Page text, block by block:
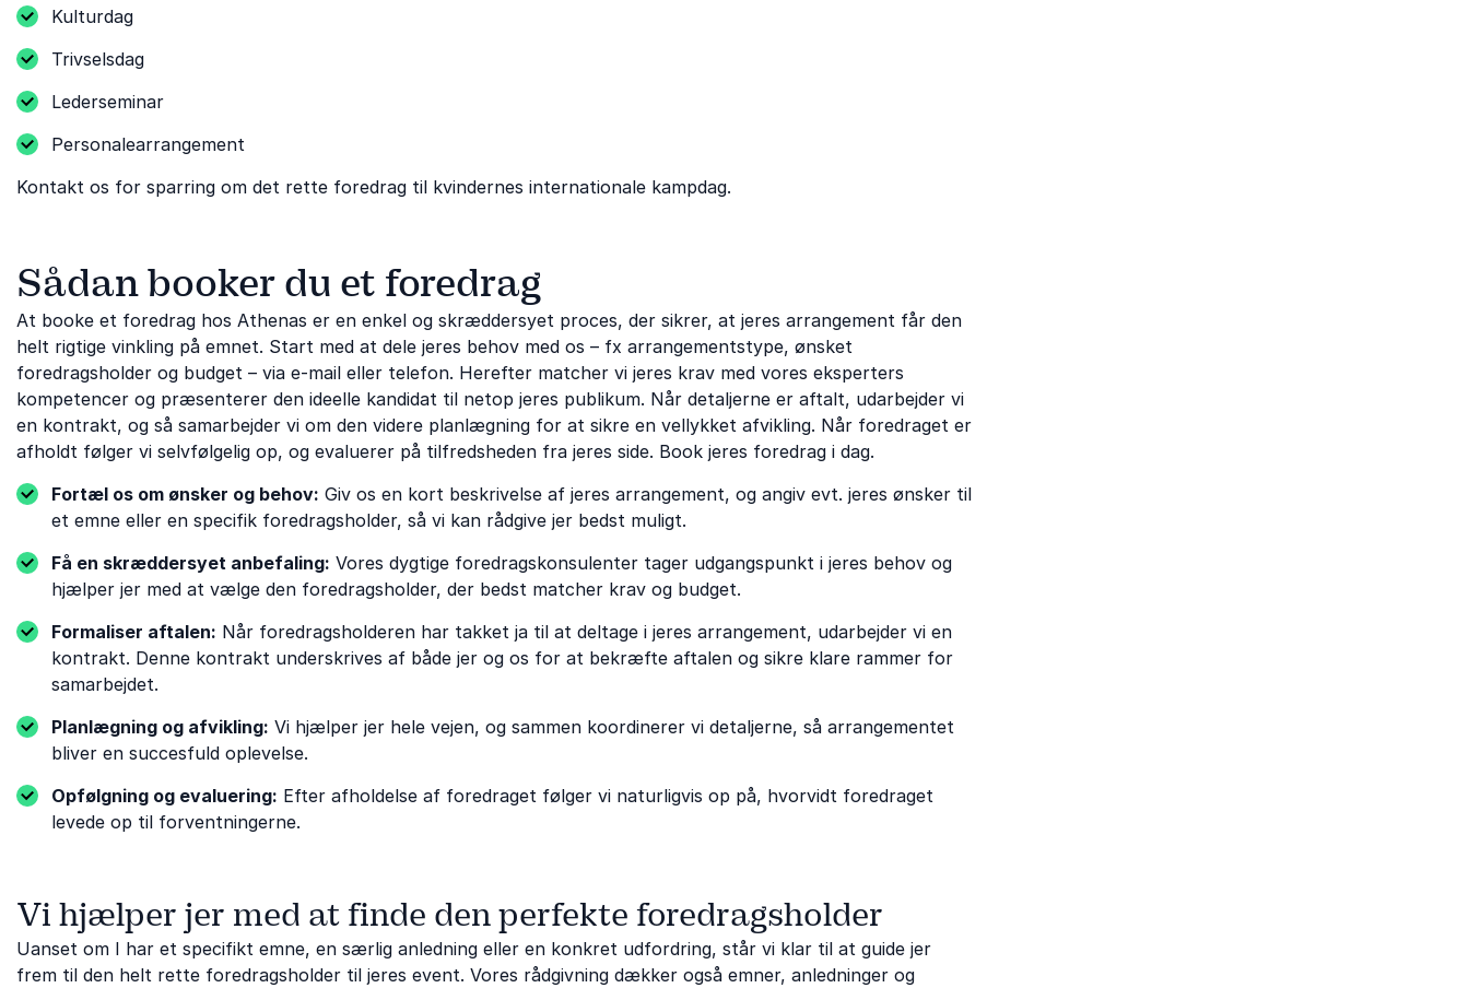
Kulturdag
Trivselsdag
Lederseminar
Personalearrangement
Kontakt os for sparring om det rette foredrag til kvindernes internationale kampdag.
Sådan booker du et foredrag
At booke et foredrag hos Athenas er en enkel og skræddersyet proces, der sikrer, at jeres arrangement får den
helt rigtige vinkling på emnet. Start med at dele jeres behov med os – fx arrangementstype, ønsket
foredragsholder og budget – via e-mail eller telefon. Herefter matcher vi jeres krav med vores eksperters
kompetencer og præsenterer den ideelle kandidat til netop jeres publikum. Når detaljerne er aftalt, udarbejder vi
en kontrakt, og så samarbejder vi om den videre planlægning for at sikre en vellykket afvikling. Når foredraget er
afholdt følger vi selvfølgelig op, og evaluerer på tilfredsheden fra jeres side. Book jeres foredrag i dag.
Fortæl os om ønsker og behov: Giv os en kort beskrivelse af jeres arrangement, og angiv evt. jeres ønsker til
et emne eller en specifik foredragsholder, så vi kan rådgive jer bedst muligt.
Få en skræddersyet anbefaling: Vores dygtige foredragskonsulenter tager udgangspunkt i jeres behov og
hjælper jer med at vælge den foredragsholder, der bedst matcher krav og budget.
Formaliser aftalen: Når foredragsholderen har takket ja til at deltage i jeres arrangement, udarbejder vi en
kontrakt. Denne kontrakt underskrives af både jer og os for at bekræfte aftalen og sikre klare rammer for
samarbejdet.
Planlægning og afvikling: Vi hjælper jer hele vejen, og sammen koordinerer vi detaljerne, så arrangementet
bliver en succesfuld oplevelse.
Opfølgning og evaluering: Efter afholdelse af foredraget følger vi naturligvis op på, hvorvidt foredraget
levede op til forventningerne.
Vi hjælper jer med at finde den perfekte foredragsholder
Uanset om I har et specifikt emne, en særlig anledning eller en konkret udfordring, står vi klar til at guide jer
frem til den helt rette foredragsholder til jeres event. Vores rådgivning dækker også emner, anledninger og